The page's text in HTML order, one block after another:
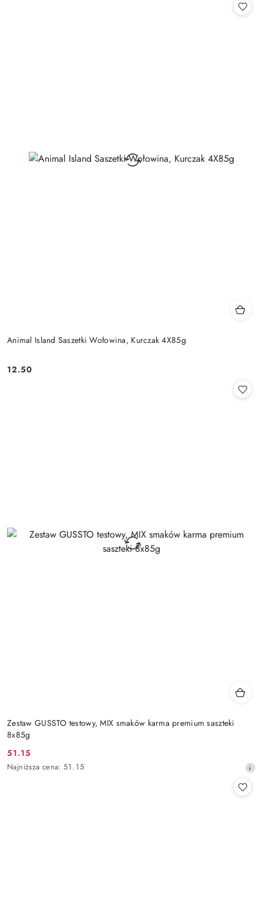
Animal Island Saszetki Wołowina, Kurczak 4X85g
Cena:
12.50
Zestaw GUSSTO testowy, MIX smaków karma premium saszteki
8x85g
Cena
promocyjna:
51.15
Najniższa
Najniższa cena: 51.15